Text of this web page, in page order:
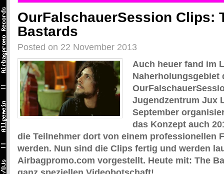
OurFalschauerSession Clips:
Bastards
Posted on 22 November 2013
Auch heuer fand im
Naherholungsgebiet
Jugendzentrum Jux
September
das Konzept auch
die Teilnehmer dort von einem professionellen
werden. Nun sind die Clips fertig und werden
Airbagpromo.com vorgestellt. Heute mit: The